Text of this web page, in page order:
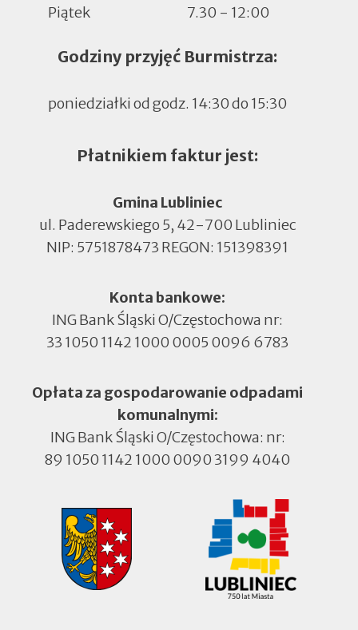
Piątek
7.30 - 12:00
Godziny przyjęć Burmistrza:
poniedziałki od godz. 14:30 do 15:30
Płatnikiem faktur jest:
Gmina Lubliniec
ul. Paderewskiego 5, 42-700 Lubliniec
NIP: 5751878473 REGON: 151398391
Konta bankowe:
ING Bank Śląski O/Częstochowa nr:
33 1050 1142 1000 0005 0096 6783
Opłata za gospodarowanie odpadami
komunalnymi:
ING Bank Śląski O/Częstochowa: nr:
89 1050 1142 1000 0090 3199 4040